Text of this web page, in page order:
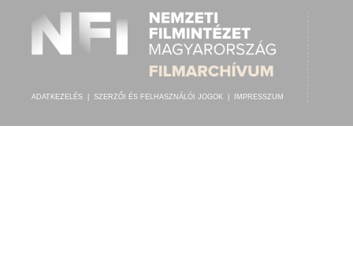
ADATKEZELÉS SZERZŐI ÉS FELHASZNÁLÓI JOGOK IMPRESSZUM